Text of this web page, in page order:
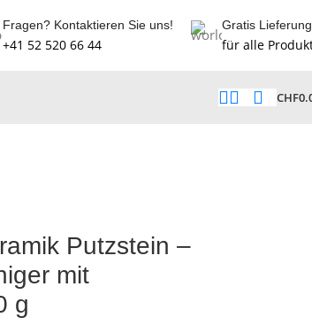
Fragen? Kontaktieren Sie uns!
+41 52 520 66 44
Gratis Lieferung
für alle
CHF
Putzstein –
mit
g